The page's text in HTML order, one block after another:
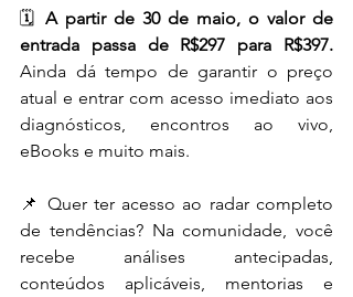
🗓️ A partir de 30 de maio, o valor de
Ainda dá tempo de garantir o preço
atual e entrar com acesso imediato aos
diagnósticos, encontros ao vivo,
eBooks e muito mais.
📌 Quer ter acesso ao radar completo
de tendências? Na comunidade, você
recebe análises antecipadas,
conteúdos aplicáveis, mentorias e